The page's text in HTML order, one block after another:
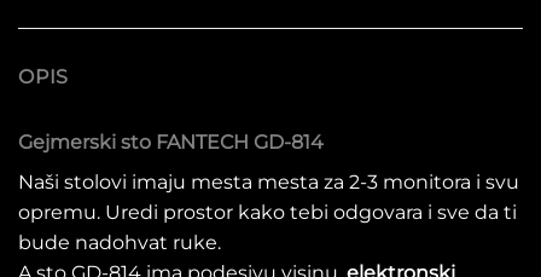
OPIS
Gejmerski sto FANTECH GD-814
Naši stolovi imaju mesta mesta za 2-3 monitora i svu
opremu. Uredi prostor kako tebi odgovara i sve da ti
bude nadohvat ruke.